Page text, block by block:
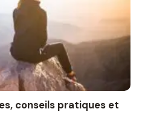
conseils pratiques et